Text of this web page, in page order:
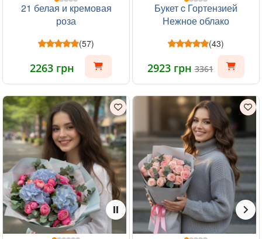
21 белая и кремовая
роза
(57)
2263 грн
Букет c Гортензией
Нежное облако
(43)
2923 грн3361